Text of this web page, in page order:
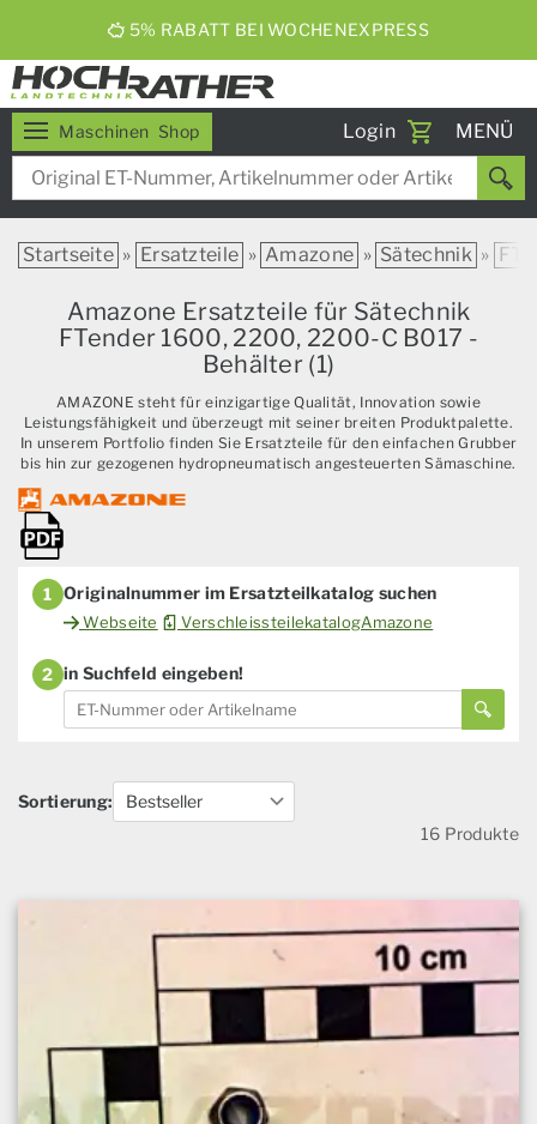
ERNTEBIER 2026
Maschinen Shop Login
Toggle
MENÜ
Startseite » Ersatzteile » Amazone » Sätechnik »
Amazone Ersatzteile für Sätechnik
FTender 1600, 2200, 2200-C B017 -
Behälter (1)
AMAZONE steht für einzigartige Qualität, Innovation sowie
Leistungsfähigkeit und überzeugt mit seiner breiten Produktpalette.
In unserem Portfolio finden Sie Ersatzteile für den einfachen Grubber
bis hin zur gezogenen hydropneumatisch angesteuerten Sämaschine.
1 Originalnummer im Ersatzteilkatalog suchen
Webseite VerschleissteilekatalogAmazone
2 in Suchfeld eingeben!
Sortierung:
16 Produkte